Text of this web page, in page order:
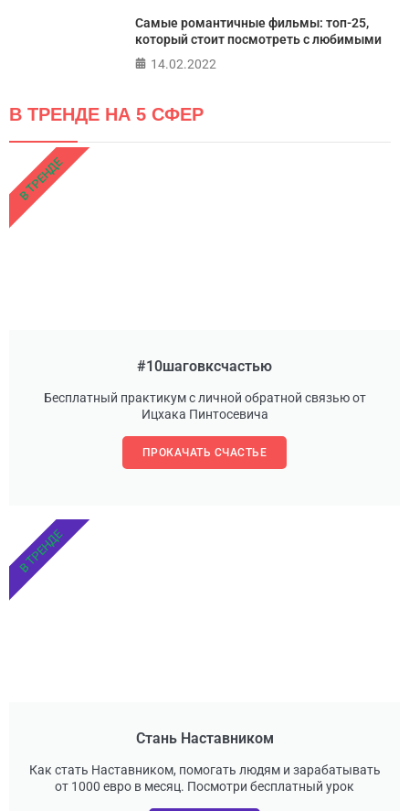
Самые романтичные фильмы: топ-25,
который стоит посмотреть с любимыми
14.02.2022
В ТРЕНДЕ НА 5 СФЕР
#10шаговксчастью
Бесплатный практикум с личной обратной связью от
Ицхака Пинтосевича
ПРОКАЧАТЬ СЧАСТЬЕ
В ТРЕНДЕ
Стань Наставником
Как стать Наставником, помогать людям и зарабатывать
от 1000 евро в месяц. Посмотри бесплатный урок
В ТРЕНДЕ